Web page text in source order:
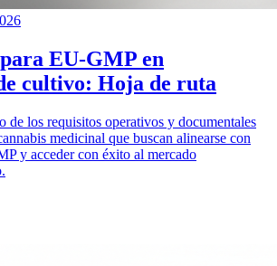
EU-GMP en
cultivo: Hoja de ruta
de los requisitos operativos y documentales
medicinal que buscan alinearse con
y acceder con éxito al mercado